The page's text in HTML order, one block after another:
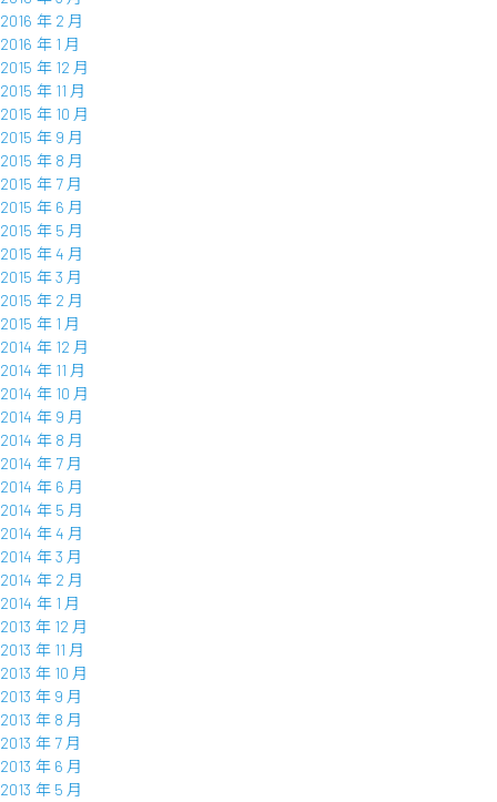
2016 年 2 月
2016 年 1 月
2015 年 12 月
2015 年 11 月
2015 年 10 月
2015 年 9 月
2015 年 8 月
2015 年 7 月
2015 年 6 月
2015 年 5 月
2015 年 4 月
2015 年 3 月
2015 年 2 月
2015 年 1 月
2014 年 12 月
2014 年 11 月
2014 年 10 月
2014 年 9 月
2014 年 8 月
2014 年 7 月
2014 年 6 月
2014 年 5 月
2014 年 4 月
2014 年 3 月
2014 年 2 月
2014 年 1 月
2013 年 12 月
2013 年 11 月
2013 年 10 月
2013 年 9 月
2013 年 8 月
2013 年 7 月
2013 年 6 月
2013 年 5 月